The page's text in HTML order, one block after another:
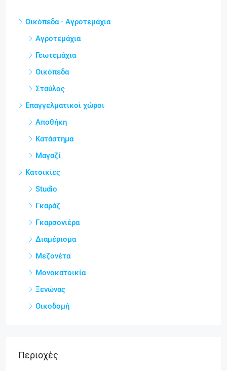
Οικόπεδα - Αγροτεμάχια
Αγροτεμάχια
Γεωτεμάχια
Οικόπεδα
Σταύλος
Επαγγελματικοί χώροι
Αποθήκη
Κατάστημα
Μαγαζί
Κατοικίες
Studio
Γκαράζ
Γκαρσονιέρα
Διαμέρισμα
Μεζονέτα
Μονοκατοικία
Ξενώνας
Οικοδομή
Περιοχές